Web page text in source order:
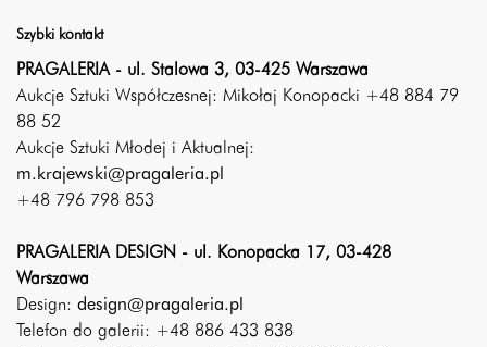
Szybki kontakt
PRAGALERIA - ul. Stalowa 3, 03-425 Warszawa
Aukcje Sztuki Współczesnej: Mikołaj Konopacki +48 884 79
88 52
Aukcje Sztuki Młodej i Aktualnej:
m.krajewski@pragaleria.pl
+48 796 798 853
PRAGALERIA DESIGN - ul. Konopacka 17, 03-428
Warszawa
Design: design@pragaleria.pl
Telefon do galerii: +48 886 433 838